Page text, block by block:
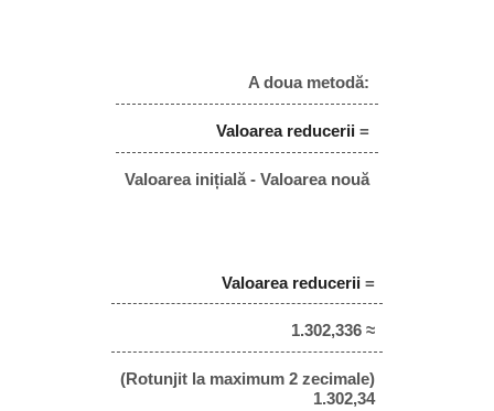
A doua metodă:
Valoarea reducerii =
Valoarea inițială - Valoarea nouă
Valoarea reducerii=
1.302,336 ≈
(Rotunjit la maximum 2 zecimale)
1.302,34